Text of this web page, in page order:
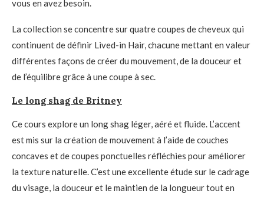
vous en avez besoin.
La collection se concentre sur quatre coupes de cheveux qui
continuent de définir Lived-in Hair, chacune mettant en valeur
différentes façons de créer du mouvement, de la douceur et
de l’équilibre grâce à une coupe à sec.
Le long shag de Britney
Ce cours explore un long shag léger, aéré et fluide. L’accent
est mis sur la création de mouvement à l’aide de couches
concaves et de coupes ponctuelles réfléchies pour améliorer
la texture naturelle. C’est une excellente étude sur le cadrage
du visage, la douceur et le maintien de la longueur tout en